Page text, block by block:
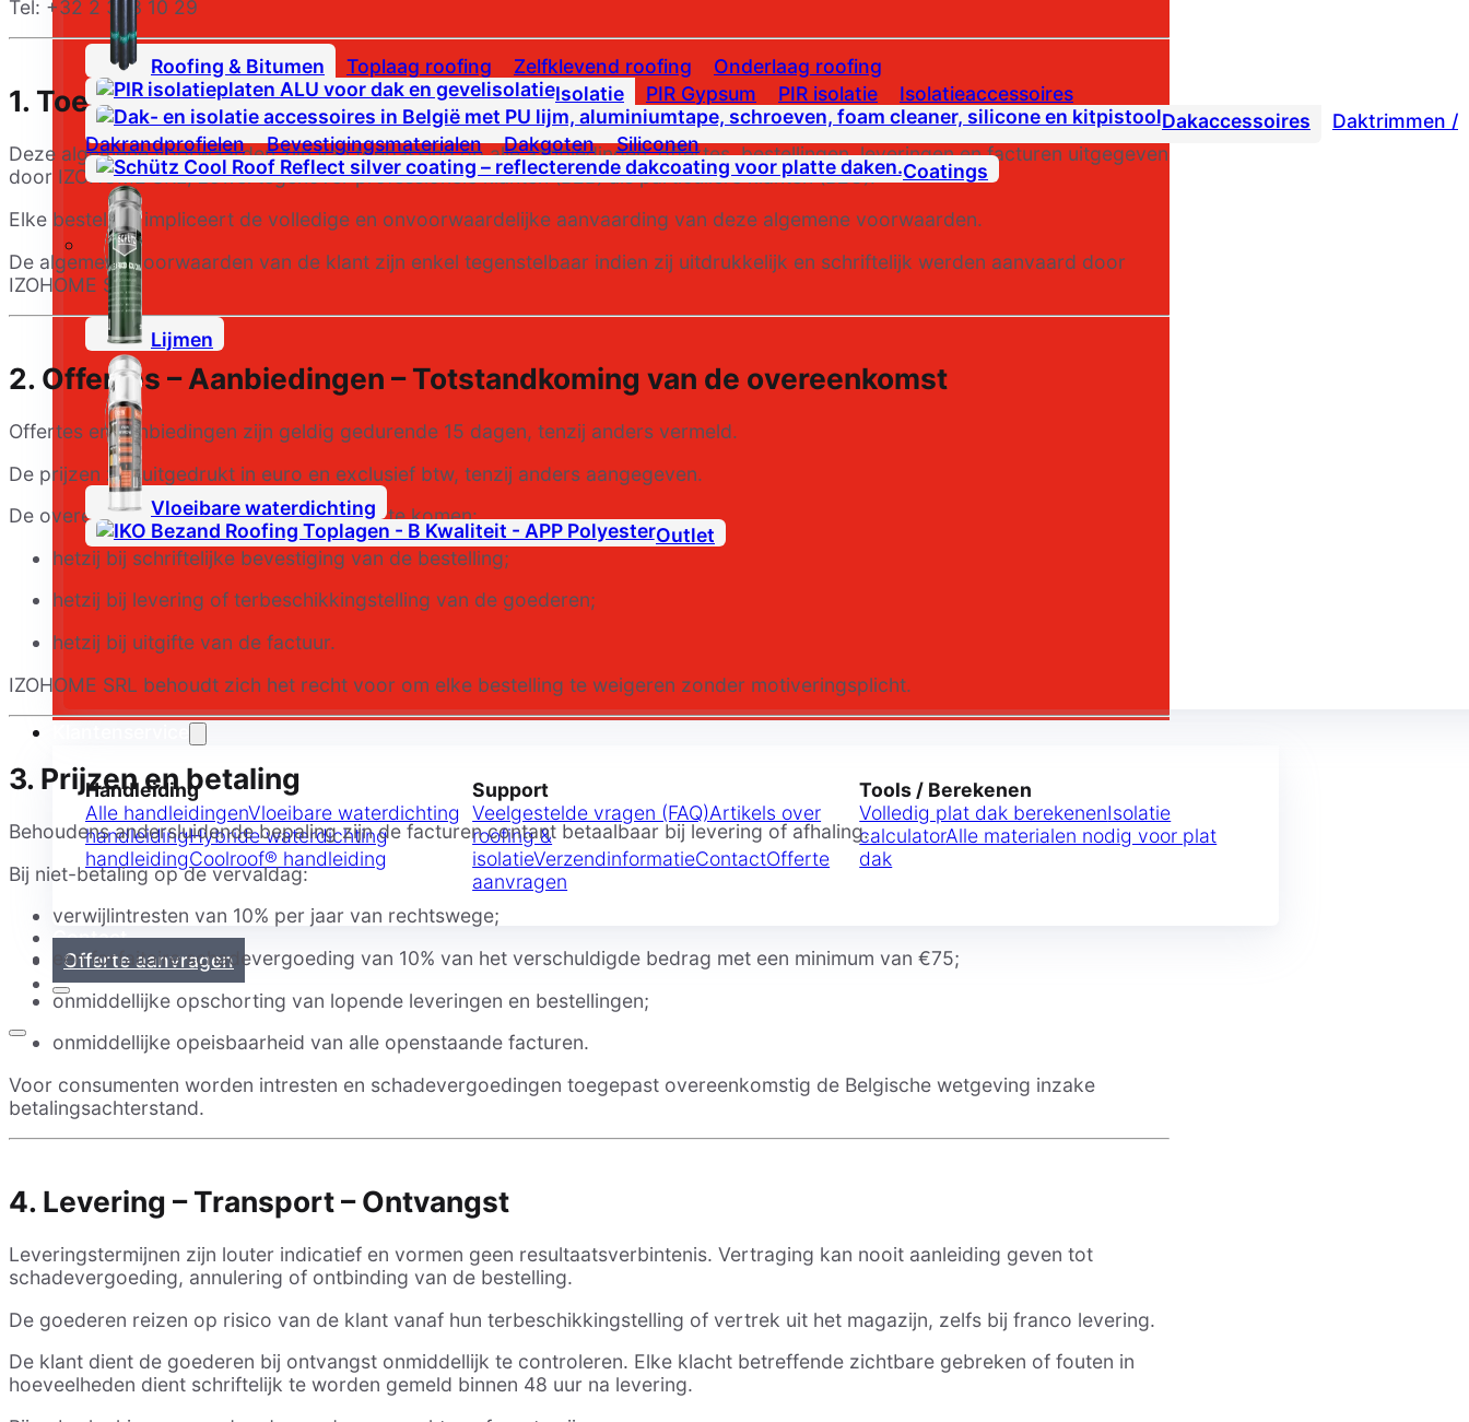
Roofing & Bitumen Toplaag roofing Zelfklevend roofing
Onderlaag roofing
Isolatie
PIR Gypsum PIR isolatie
Isolatieaccessoires
Dakaccessoires
Daktrimmen /
Dakrandprofielen
Bevestigingsmaterialen Dakgoten
Siliconen
Coatings
Lijmen
Vloeibare waterdichting
Outlet
Handleiding
Alle handleidingenVloeibare waterdichting
handleidingHybride waterdichting
handleidingCoolroof® handleiding
Support
Veelgestelde vragen (FAQ)Artikels over
roofing &
isolatieVerzendinformatieContactOfferte
aanvragen
Tools / Berekenen
Volledig plat dak berekenenIsolatie
calculatorAlle materialen nodig voor plat
dak
Contact
Offerte aanvragen
Tel: +32 2 393 10 29
1. Toepassingsgebied
Deze algemene voorwaarden zijn van toepassing op alle aanbiedingen, offertes, bestellingen, leveringen en facturen uitgegeven
door IZOHOME SRL, zowel tegenover professionele klanten (B2B) als particuliere klanten (B2C).
Elke bestelling impliceert de volledige en onvoorwaardelijke aanvaarding van deze algemene voorwaarden.
De algemene voorwaarden van de klant zijn enkel tegenstelbaar indien zij uitdrukkelijk en schriftelijk werden aanvaard door
IZOHOME SRL.
2. Offertes – Aanbiedingen – Totstandkoming van de overeenkomst
Offertes en aanbiedingen zijn geldig gedurende 15 dagen, tenzij anders vermeld.
De prijzen zijn uitgedrukt in euro en exclusief btw, tenzij anders aangegeven.
De overeenkomst wordt geacht tot stand te komen:
hetzij bij schriftelijke bevestiging van de bestelling;
hetzij bij levering of terbeschikkingstelling van de goederen;
hetzij bij uitgifte van de factuur.
IZOHOME SRL behoudt zich het recht voor om elke bestelling te weigeren zonder motiveringsplicht.
3. Prijzen en betaling
Behoudens andersluidende bepaling zijn de facturen contant betaalbaar bij levering of afhaling.
Bij niet-betaling op de vervaldag:
verwijlintresten van 10% per jaar van rechtswege;
een forfaitaire schadevergoeding van 10% van het verschuldigde bedrag met een minimum van €75;
onmiddellijke opschorting van lopende leveringen en bestellingen;
onmiddellijke opeisbaarheid van alle openstaande facturen.
Voor consumenten worden intresten en schadevergoedingen toegepast overeenkomstig de Belgische wetgeving inzake
betalingsachterstand.
4. Levering – Transport – Ontvangst
Leveringstermijnen zijn louter indicatief en vormen geen resultaatsverbintenis. Vertraging kan nooit aanleiding geven tot
schadevergoeding, annulering of ontbinding van de bestelling.
De goederen reizen op risico van de klant vanaf hun terbeschikkingstelling of vertrek uit het magazijn, zelfs bij franco levering.
De klant dient de goederen bij ontvangst onmiddellijk te controleren. Elke klacht betreffende zichtbare gebreken of fouten in
hoeveelheden dient schriftelijk te worden gemeld binnen 48 uur na levering.